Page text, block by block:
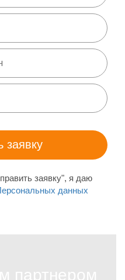
заявку", я даю
данных